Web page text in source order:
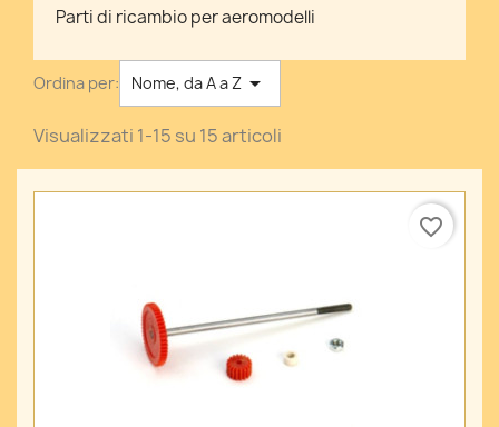
Parti di ricambio per aeromodelli
Ordina per: Nome, da A a Z 
Visualizzati 1-15 su 15 articoli
favorite_border